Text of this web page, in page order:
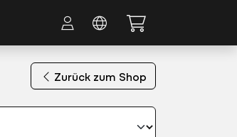
Zurück zum Shop